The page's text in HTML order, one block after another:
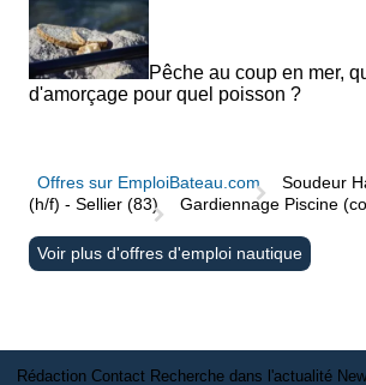
RDV de l'Erdre
Septembre
Du 2 au 6 septembre 2025
Lieu : Imperia (Italie)
Nées en 1986, le Vele d'epoca di
Pêche au coup en mer,
d'amorçage pour quel poisson ?
Offres sur EmploiBateau.com
Soudeur
(h/f) - Sellier (83)
Gardiennage Piscine
Voir plus d'offres d'emploi nautique
Rédaction Contact Recherche dans l'actualité